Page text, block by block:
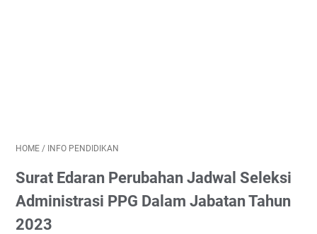
HOME / INFO PENDIDIKAN
Surat Edaran Perubahan Jadwal Seleksi
Administrasi PPG Dalam Jabatan Tahun
2023